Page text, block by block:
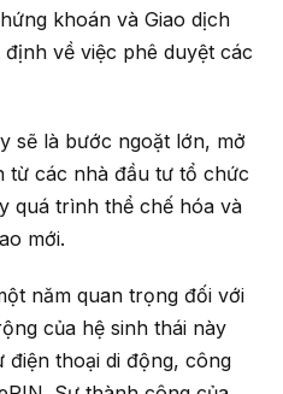
khoán và Giao dịch
về việc phê duyệt các
sẽ là bước ngoặt lớn, mở
từ các nhà đầu tư tổ chức
quá trình thể chế hóa và
mới.
năm quan trọng đối với
của hệ sinh thái này
điện thoại di động, công